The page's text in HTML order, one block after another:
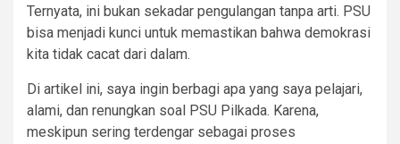
Ternyata, ini bukan sekadar pengulangan tanpa arti. PSU
bisa menjadi kunci untuk memastikan bahwa demokrasi
kita tidak cacat dari dalam.
Di artikel ini, saya ingin berbagi apa yang saya pelajari,
alami, dan renungkan soal PSU Pilkada. Karena,
meskipun sering terdengar sebagai proses